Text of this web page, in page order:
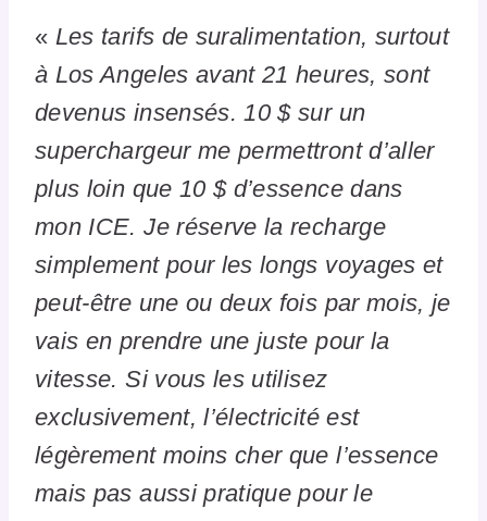
« Les tarifs de suralimentation, surtout
à Los Angeles avant 21 heures, sont
devenus insensés. 10 $ sur un
superchargeur me permettront d’aller
plus loin que 10 $ d’essence dans
mon ICE. Je réserve la recharge
simplement pour les longs voyages et
peut-être une ou deux fois par mois, je
vais en prendre une juste pour la
vitesse. Si vous les utilisez
exclusivement, l’électricité est
légèrement moins cher que l’essence
mais pas aussi pratique pour le